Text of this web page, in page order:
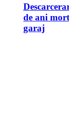
de ani
garaj